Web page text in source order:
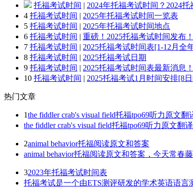
托福考试时间 | 2024年托福考试时间？2024
4 托福考试时间 | 2025年托福考试时间一览表
5 托福考试时间 | 2025年托福考试时间地点
6 托福考试时间 | 重磅！2025托福考试时间发布！
7 托福考试时间 | 2025托福考试时间表[1-12月全
8 托福考试时间 | 2025托福考试日期
9 托福考试时间 | 2025托福考试时间表最新消息！
10 托福考试时间 | 2025托福考试1月时间安排[8
热门文章
1the fiddler crab's visual field托福tpo69听力原文
the fiddler crab's visual field托福tpo69听力原文
2animal behavior托福阅读原文和答案
animal behavior托福阅读原文和答案，今天常春
32023年托福考试时间表
托福考试是一个由ETS测评研发的学术英语语